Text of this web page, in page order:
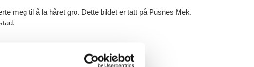
meg til å la håret gro. Dette bildet er tatt på Pusnes Mek.